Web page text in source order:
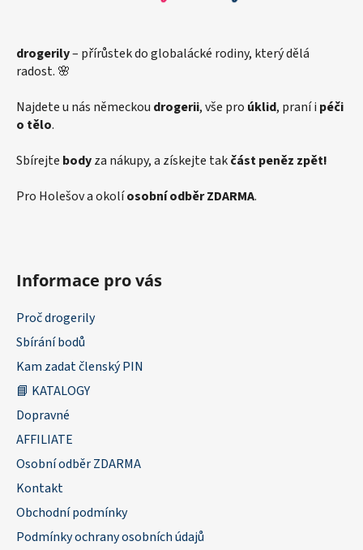
drogerily– přírůstek do globalácké rodiny, který dělá
radost. 🌸
Najdete u nás německou drogerii, vše pro úklid, praní i péči
o tělo.
Sbírejte bodyza nákupy, a získejte takčást peněz zpět!
Pro Holešov a okolíosobní odběr ZDARMA.
Informace pro vás
Proč drogerily
Sbírání bodů
Kam zadat členský PIN
📘 KATALOGY
Dopravné
AFFILIATE
Osobní odběr ZDARMA
Kontakt
Obchodní podmínky
Podmínky ochrany osobních údajů